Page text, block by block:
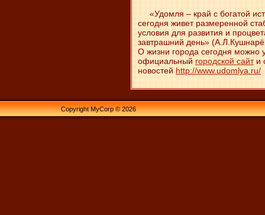
«Удомля – край с богатой
сегодня живет размеренной
условия для развития и
завтрашний день»
О жизни города сегодня можно
официальный городской сайти
новостей http://www.udomlya.ru/
Copyright MyCorp © 2026